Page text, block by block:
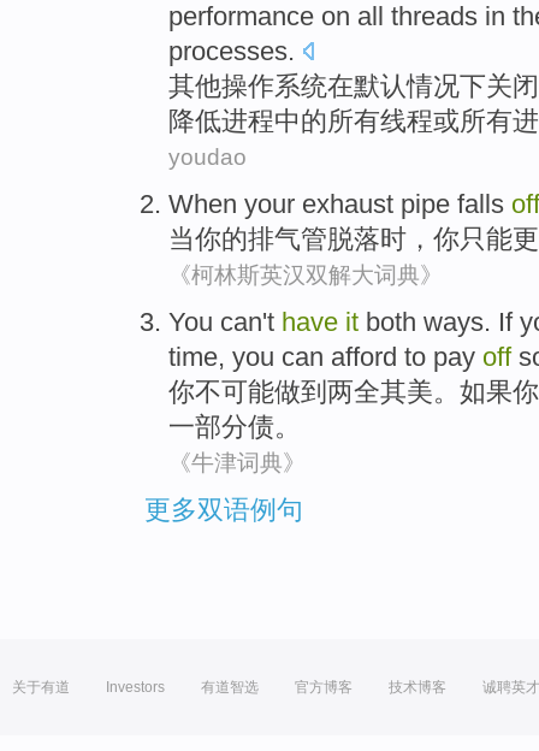
performance on all threads in
processes.
其他操作系统在默认情况下关闭
降低进程中的所有线程或所有
youdao
When your exhaust pipe falls off
当你的排气管脱落时， 你只能
《柯林斯英汉双解大词典》
You can't have it both ways. If
time, you can afford to pay off
你不可能做到 两全其美。 如果你
一部分债。
《牛津词典》
更多双语例句
关于有道 Investors 有道智选 官方博客 技术博客 诚聘英才